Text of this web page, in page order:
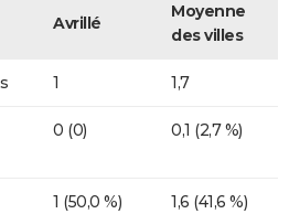
Avrillé
Moyenne
des villes
1 1,7
0 (0) 0,1 (2,7 %)
1 (50,0 %) 1,6 (41,6 %)